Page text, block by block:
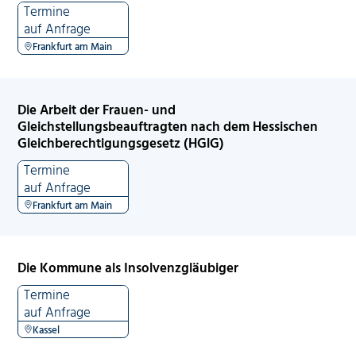
Termine
auf Anfrage
Frankfurt am Main
Die Arbeit der Frauen- und
Gleichstellungsbeauftragten nach dem Hessischen
Gleichberechtigungsgesetz (HGlG)
Termine
auf Anfrage
Frankfurt am Main
Die Kommune als Insolvenzgläubiger
Termine
auf Anfrage
Kassel